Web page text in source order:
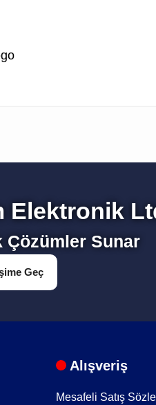
siz yapın!
YazElektronik
Sunar
Geç
Alışveriş
Mesafeli Satış